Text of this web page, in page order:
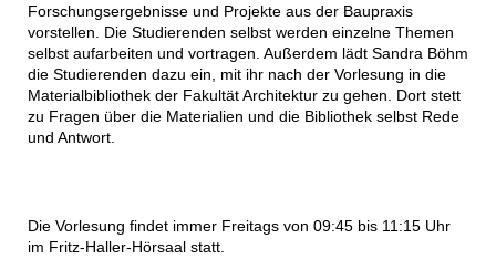
Forschungsergebnisse und Projekte aus der Baupraxis
vorstellen. Die Studierenden selbst werden einzelne Themen
selbst aufarbeiten und vortragen. Außerdem lädt Sandra Böhm
die Studierenden dazu ein, mit ihr nach der Vorlesung in die
Materialbibliothek der Fakultät Architektur zu gehen. Dort stett
zu Fragen über die Materialien und die Bibliothek selbst Rede
und Antwort.
Die Vorlesung findet immer Freitags von 09:45 bis 11:15 Uhr
im Fritz-Haller-Hörsaal statt.